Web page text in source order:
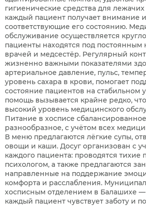
гигиенические средства для
каждый пациент получает внимание и
соответствующие его состоянию.
обслуживание осуществляется
пациенты находятся под
врачей и медсестёр. Регулярный
жизненно важными показателями
артериальное давление, пульс,
уровень сахара в крови, помогает
состояние пациентов на стабильном
помощь вызывается крайне редко,
высокий уровень медицинского
Питание в хосписе
разнообразное, с учётом всех
В меню предлагаются лёгкие супы,
овощи и каши. Досуг организован с
каждого пациента: проводятся тихие
психологом, а также предлагаются
направленные на поддержание
комфорта и расслабления.
хосписным отделением в Балашихе —
каждый пациент чувствует заботу и